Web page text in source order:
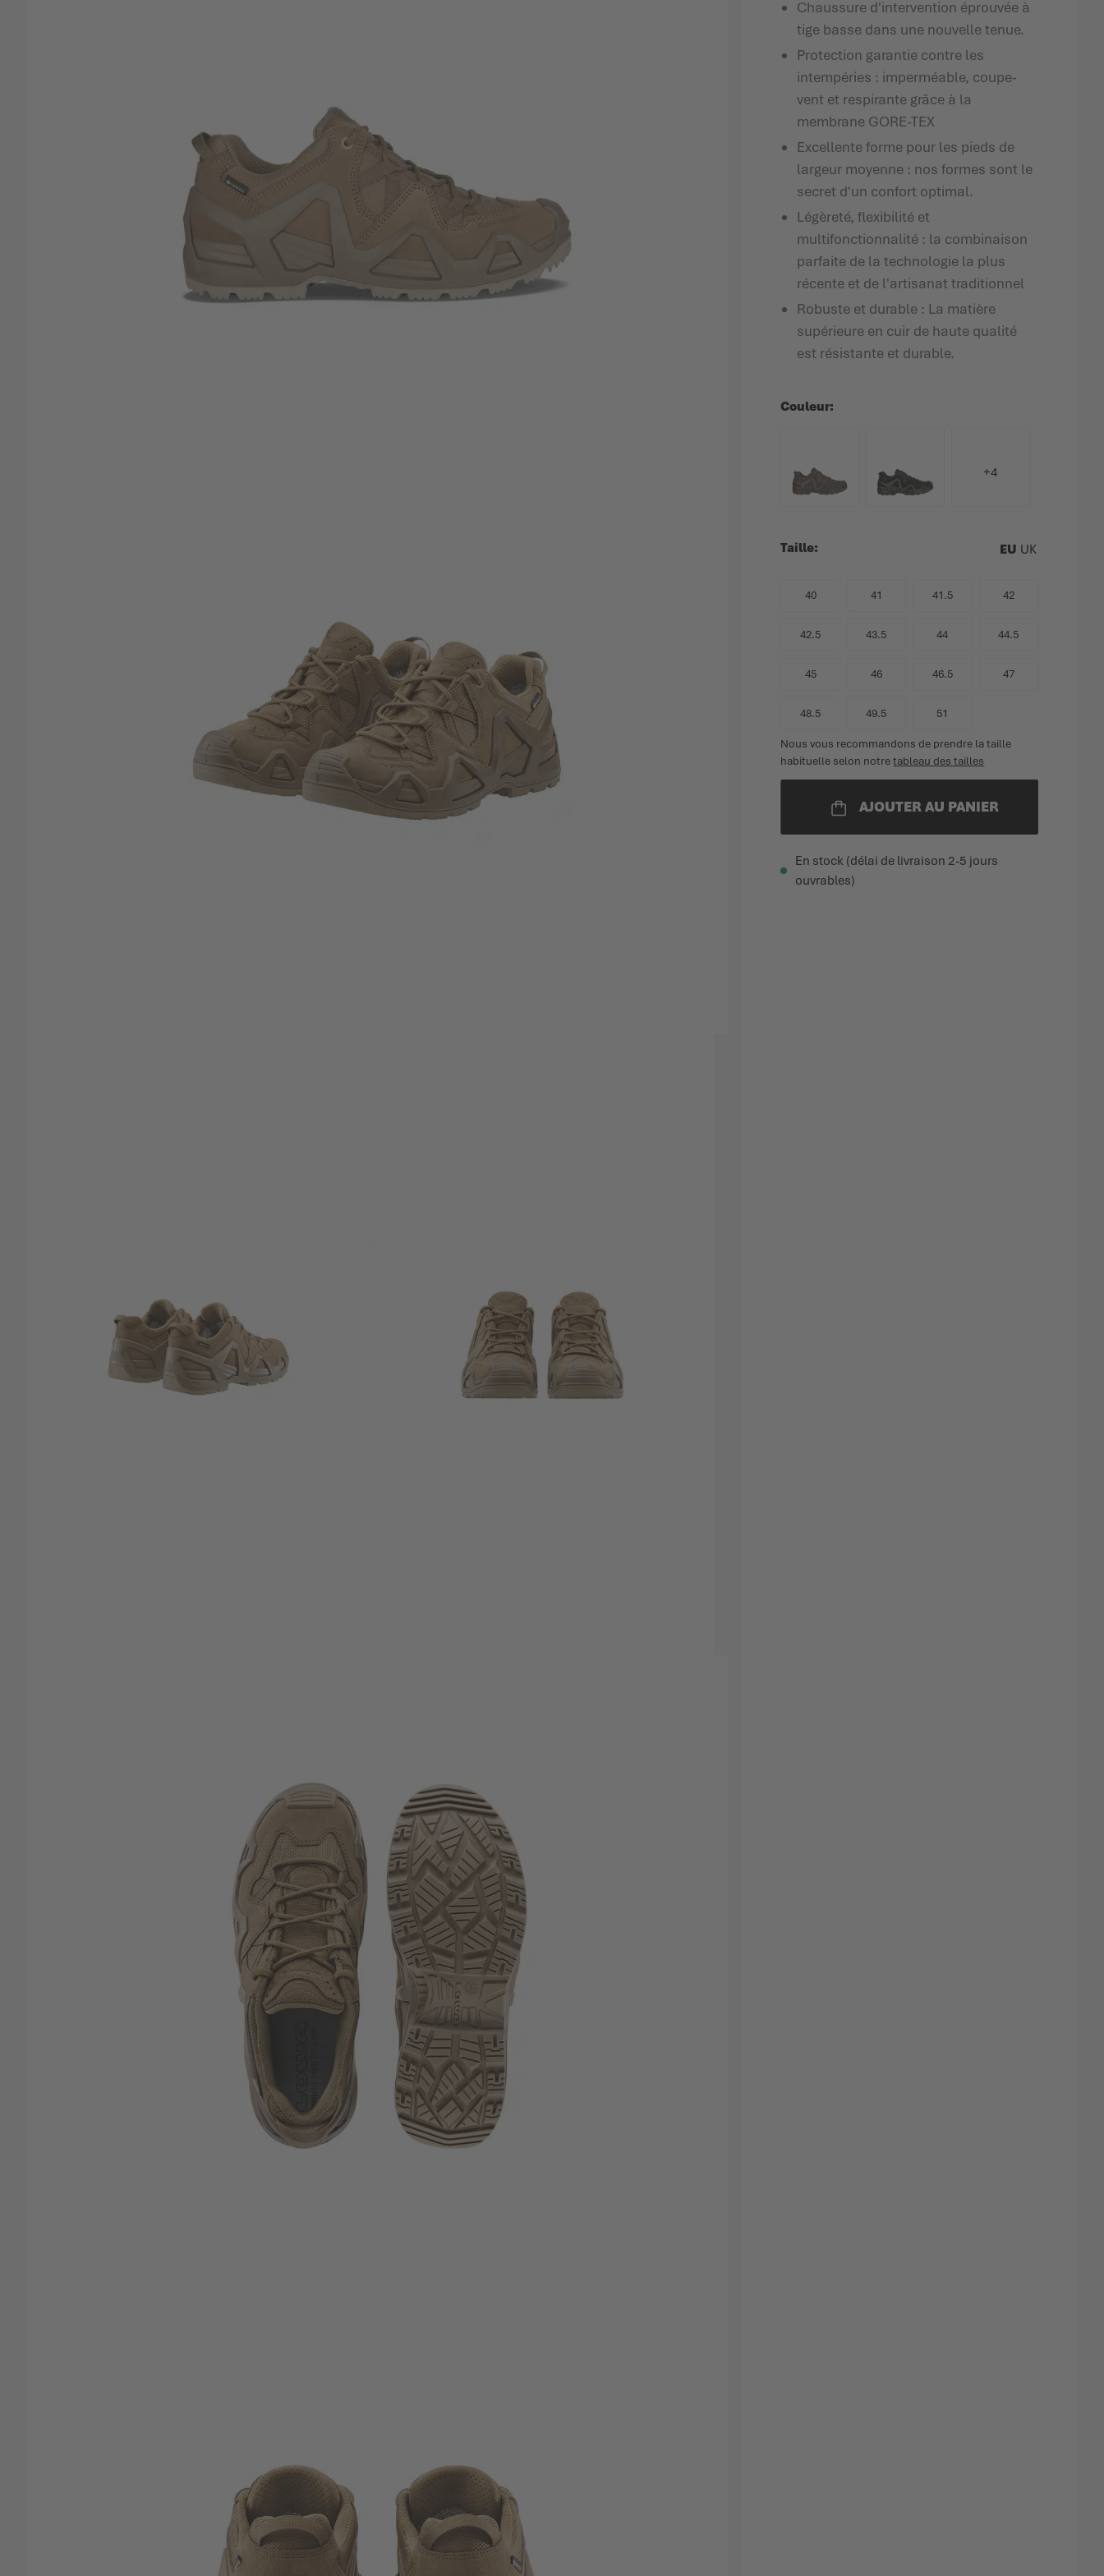
Chaussure d'intervention éprouvée à
tige basse dans une nouvelle tenue.
Protection garantie contre les
intempéries : imperméable, coupe-
vent et respirante grâce à la
membrane GORE-TEX
Excellente forme pour les pieds de
largeur moyenne : nos formes sont le
secret d'un confort optimal.
Légèreté, flexibilité et
multifonctionnalité : la combinaison
parfaite de la technologie la plus
récente et de l'artisanat traditionnel
Robuste et durable : La matière
supérieure en cuir de haute qualité
est résistante et durable.
Couleur
+4
Taille EU UK
40 41 41.5 42
42.5 43.5 44 44.5
45 46 46.5 47
48.5 49.5 51
Nous vous recommandons de prendre la taille
habituelle selon notretableau des tailles
AJOUTER AU PANIER
En stock (délai de livraison 2-5 jours
ouvrables)